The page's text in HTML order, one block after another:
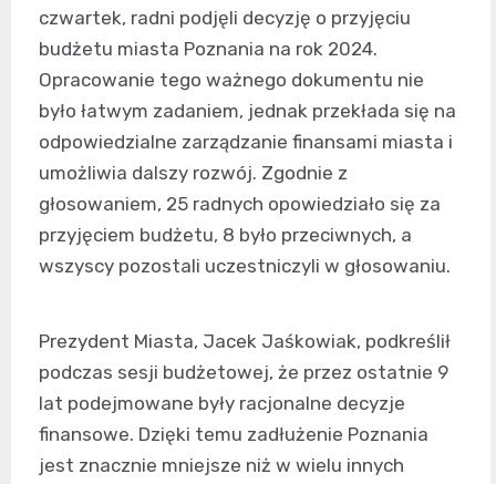
czwartek, radni podjęli decyzję o przyjęciu
budżetu miasta Poznania na rok 2024.
Opracowanie tego ważnego dokumentu nie
było łatwym zadaniem, jednak przekłada się na
odpowiedzialne zarządzanie finansami miasta i
umożliwia dalszy rozwój. Zgodnie z
głosowaniem, 25 radnych opowiedziało się za
przyjęciem budżetu, 8 było przeciwnych, a
wszyscy pozostali uczestniczyli w głosowaniu.
Prezydent Miasta, Jacek Jaśkowiak, podkreślił
podczas sesji budżetowej, że przez ostatnie 9
lat podejmowane były racjonalne decyzje
finansowe. Dzięki temu zadłużenie Poznania
jest znacznie mniejsze niż w wielu innych